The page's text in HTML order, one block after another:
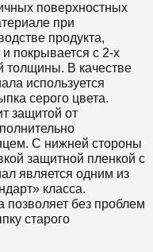
поверхностных
при
продукта,
покрывается с 2-х
толщины. В качестве
используется
серого цвета.
защитой от
С нижней стороны
защитной пленкой с
является одним из
класса.
без проблем
старого